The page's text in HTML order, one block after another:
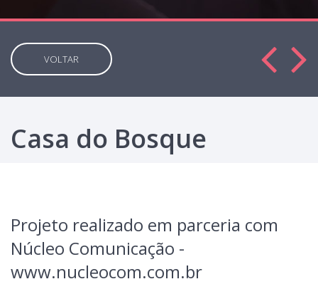
VOLTAR
Casa do Bosque
Projeto realizado em parceria com
Núcleo Comunicação -
www.nucleocom.com.br